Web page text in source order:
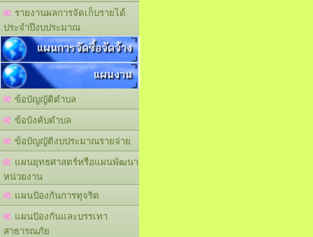
รายงานผลการจัดเก็บรายได้
ประจำปีงบประมาณ
แผนการจัดซื้อจัดจ้าง
แผนงาน
ข้อบัญญัติตำบล
ข้อบังคับตำบล
ข้อบัญญัติงบประมาณรายจ่าย
แผนยุทธศาสตร์หรือแผนพัฒนา
หน่วยงาน
แผนปัองกันการทุจริต
แผนปัองกันและบรรเทา
สาธารณภัย